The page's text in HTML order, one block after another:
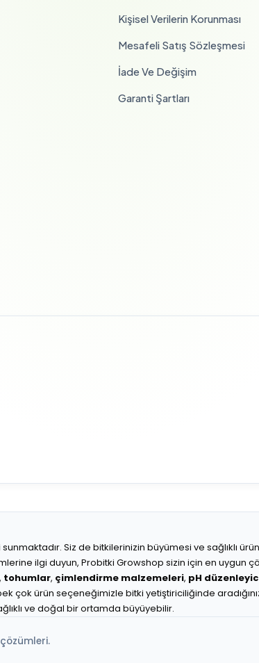
Kişisel Verilerin Korunması
Mesafeli Satış Sözleşmesi
İade Ve Değişim
Garanti Şartları
Siz de bitkilerinizin büyümesi ve sağlıklı
ilgi duyun, Probitki Growshop sizin için en uygun
, tohumlar, çimlendirme malzemeleri, pH
çok ürün seçeneğimizle bitki yetiştiriciliğinde
ve doğal bir ortamda büyüyebilir.